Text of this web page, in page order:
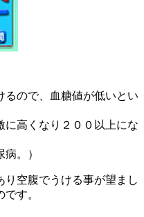
るので、血糖値が低いとい
に高くなり２００以上にな
。）
空腹でうける事が望まし
す。